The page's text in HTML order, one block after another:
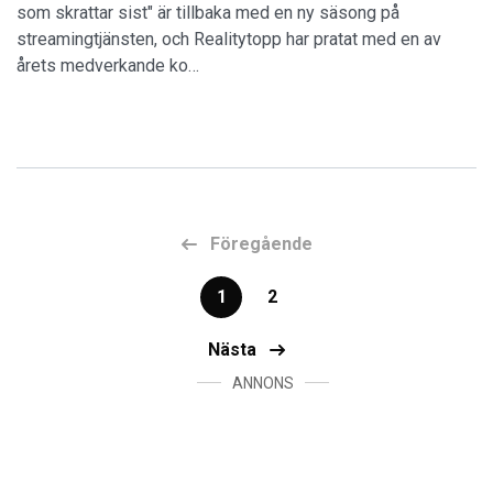
som skrattar sist" är tillbaka med en ny säsong på
streamingtjänsten, och Realitytopp har pratat med en av
årets medverkande ko…
Föregående
1 2
Nästa
ANNONS